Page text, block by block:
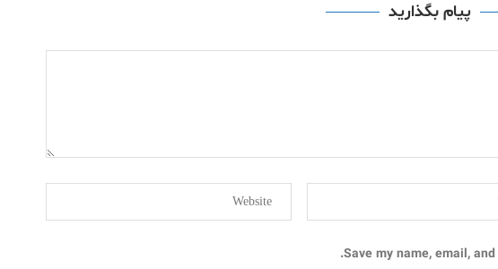
پیام بگذارید
Save my name, email,